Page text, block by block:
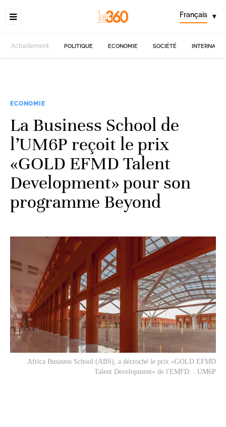
Français ▾
Actuellement POLITIQUE ECONOMIE SOCIÉTÉ
ECONOMIE
La Business School de
l’UM6P reçoit le prix
«GOLD EFMD Talent
Development» pour son
programme Beyond
Africa Business School (ABS), a décroché le prix «GOLD EFMD
Talent Development» de l'EMFD. . UM6P